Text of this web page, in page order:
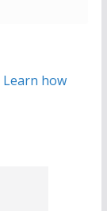
Learn how